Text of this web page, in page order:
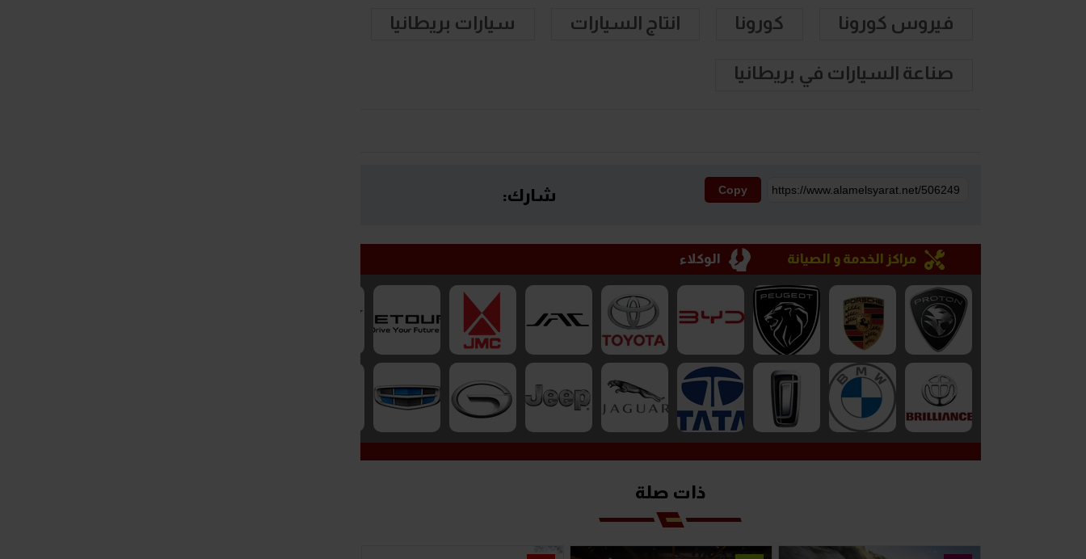
فيروس كورونا كورونا انتاج السيارات سيارات بريطانيا
صناعة السيارات في بريطانيا
Copy شارك:
مراكز الخدمة و الصيانة الوكلاء
ذات صلة